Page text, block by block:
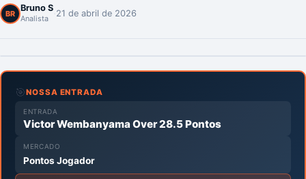
BR
Bruno S
Analista 21 de abril de 2026
🎯NOSSA ENTRADA
ENTRADA
Victor Wembanyama Over 28.5 Pontos
MERCADO
Pontos Jogador